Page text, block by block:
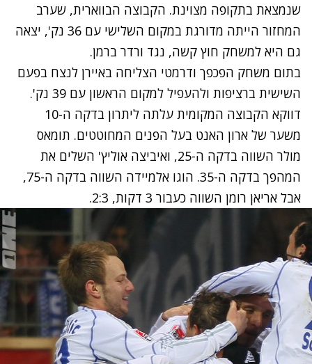
שנמצאת בתקופה מצוינת. הקבוצה הבווארית, שערב
המחזור הייתה מדורגת במקום השלישי עם 36 נק', יצאה
גם היא למשחק חוץ קשה, נגד ורדר ברמן.
בתום משחק הפכפך ודרמטי הצליחה באיירן לנצח בפעם
השישית ברציפות ולהעפיל למקום הראשון עם 39 נק'.
דווקא הקבוצה המקומית עלתה ליתרון בדקה ה-10
משער של ארון האנט בעל הפנים המחוטטים. תומאס
מולר השווה בדקה ה-25, ואיביצה אוליץ' השלים את
המהפך בדקה ה-35. הוגו אלמיידה השווה בדקה ה-75,
אבל אריאן רומן השווה כעבור 3 דקות, 2:3.